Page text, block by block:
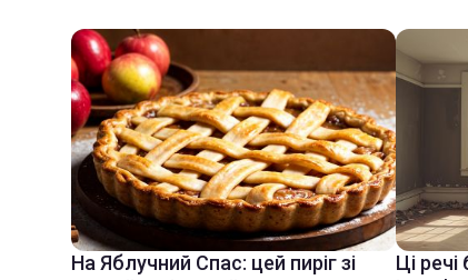
На Яблучний Спас: цей пиріг зі
Ці